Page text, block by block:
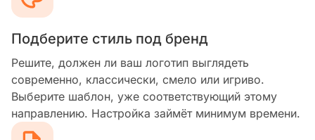
Подберите стиль под бренд
Решите, должен ли ваш логотип выглядеть
современно, классически, смело или игриво.
Выберите шаблон, уже соответствующий этому
направлению. Настройка займёт минимум времени.